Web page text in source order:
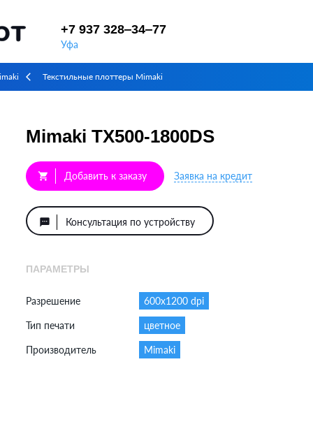
+7 937 328‒34‒77
Уфа
arrow_back_ios Текстильные плоттеры Mimaki
Mimaki TX500-1800DS
shopping_cart Добавить к заказу Заявка на кредит
textsms Консультация по устройству
ПАРАМЕТРЫ
Разрешение 600x1200 dpi
Тип печати цветное
Производитель Mimaki